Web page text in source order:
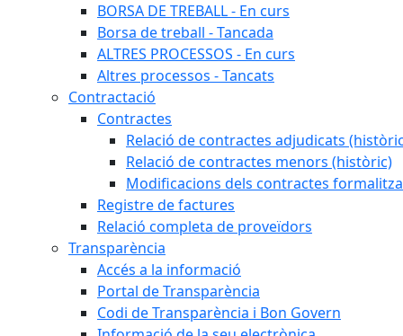
BORSA DE TREBALL - En curs
Borsa de treball - Tancada
ALTRES PROCESSOS - En curs
Altres processos - Tancats
Contractació
Contractes
Relació de contractes adjudicats
Relació de contractes menors (històric)
Modificacions dels contractes
Registre de factures
Relació completa de proveïdors
Transparència
Accés a la informació
Portal de Transparència
Codi de Transparència i Bon Govern